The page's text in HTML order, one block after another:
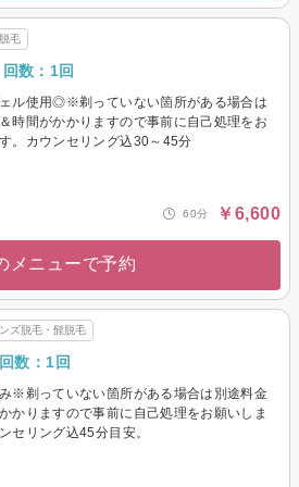
毛
数：1回
ル使用◎※剃っていない箇所がある場合は
時間がかかりますので事前に自己処理をお
。カウンセリング込30～45分
60分 ￥6,600
メニューで予約
ンズ脱毛・髭脱毛
数：1回
※剃っていない箇所がある場合は別途料金
かりますので事前に自己処理をお願いしま
セリング込45分目安。